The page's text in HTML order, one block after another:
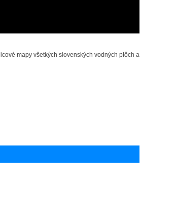
mapy všetkých slovenských vodných plôch a